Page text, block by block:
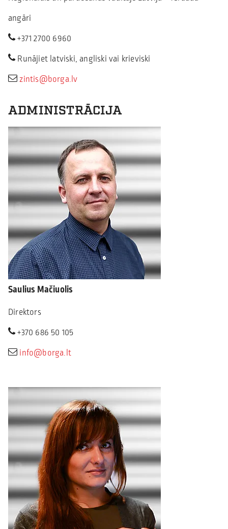
angāri
+371 2700 6960
Runājiet latviski, angliski vai krieviski
zintis@borga.lv
ADMINISTRĀCIJA
Saulius Mačiuolis
Direktors
+370 686 50 105
info@borga.lt